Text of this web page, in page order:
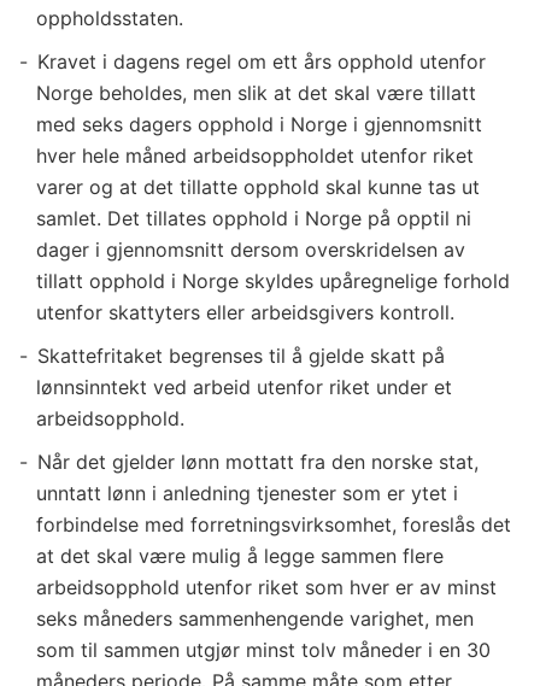
oppholdsstaten.
Kravet i dagens regel om ett års opphold utenfor
Norge beholdes, men slik at det skal være tillatt
med seks dagers opphold i Norge i gjennomsnitt
hver hele måned arbeidsoppholdet utenfor riket
varer og at det tillatte opphold skal kunne tas ut
samlet. Det tillates opphold i Norge på opptil ni
dager i gjennomsnitt dersom overskridelsen av
tillatt opphold i Norge skyldes upåregnelige forhold
utenfor skattyters eller arbeidsgivers kontroll.
Skattefritaket begrenses til å gjelde skatt på
lønnsinntekt ved arbeid utenfor riket under et
arbeidsopphold.
Når det gjelder lønn mottatt fra den norske stat,
unntatt lønn i anledning tjenester som er ytet i
forbindelse med forretningsvirksomhet, foreslås det
at det skal være mulig å legge sammen flere
arbeidsopphold utenfor riket som hver er av minst
seks måneders sammenhengende varighet, men
som til sammen utgjør minst tolv måneder i en 30
måneders periode. På samme måte som etter